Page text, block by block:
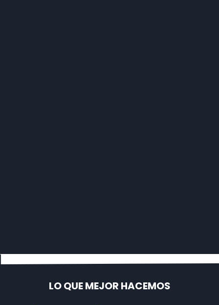
LO QUE MEJOR HACEMOS